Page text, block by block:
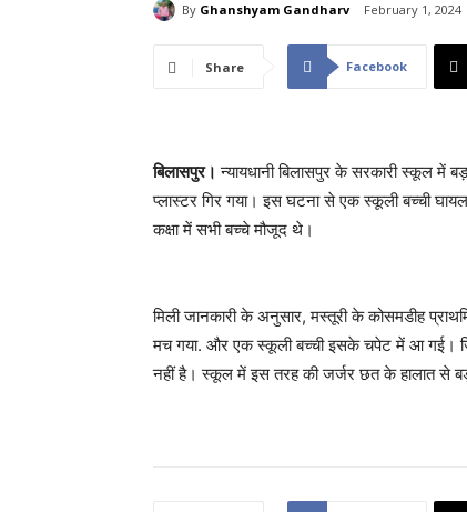
By Ghanshyam Gandharv February 1, 2024
Share Facebook
बिलासपुर। न्यायधानी बिलासपुर के सरकारी स्कूल में
प्लास्टर गिर गया। इस घटना से एक स्कूली बच्ची
कक्षा में सभी बच्चे मौजूद थे।
मिली जानकारी के अनुसार, मस्तूरी के कोसमडीह
मच गया. और एक स्कूली बच्ची इसके चपेट में आ गई।
नहीं है। स्कूल में इस तरह की जर्जर छत के हालात से